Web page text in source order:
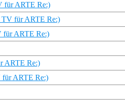
für ARTE Re:)
TV für ARTE Re:)
für ARTE Re:)
ARTE Re:)
für ARTE Re:)